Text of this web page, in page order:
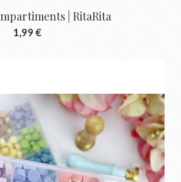
| RitaRita
1,99 €